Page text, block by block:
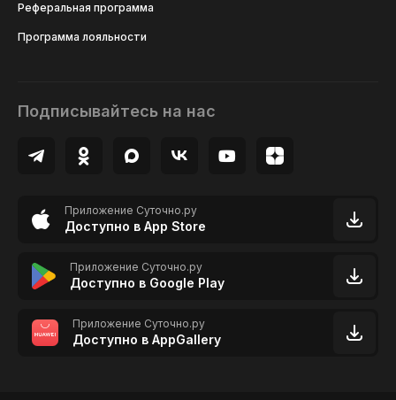
Реферальная программа
Программа лояльности
Подписывайтесь на нас
Приложение Суточно.ру
Доступно в App Store
Приложение Суточно.ру
Доступно в Google Play
Приложение Суточно.ру
Доступно в AppGallery